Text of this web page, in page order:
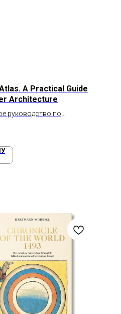
A Practical Guide
Architecture
руководство по